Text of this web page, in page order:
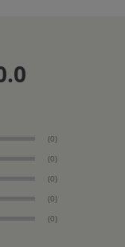
(0)
(0)
(0)
(0)
(0)